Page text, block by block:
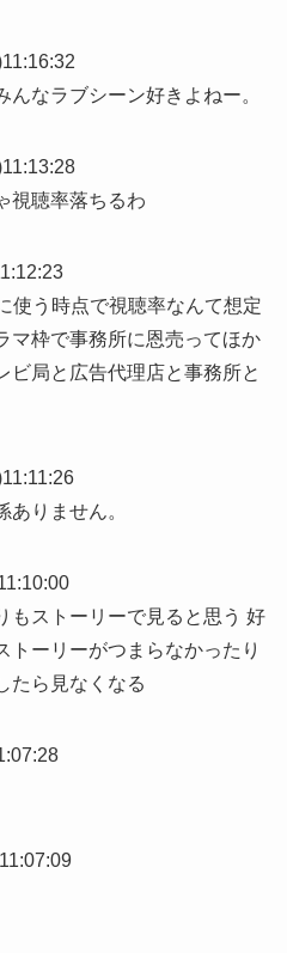
なラブシーン好きよねー。
視聴率落ちるわ
使う時点で視聴率なんて想定
マ枠で事務所に恩売ってほか
ビ局と広告代理店と事務所と
ありません。
もストーリーで見ると思う 好
トーリーがつまらなかったり
たら見なくなる